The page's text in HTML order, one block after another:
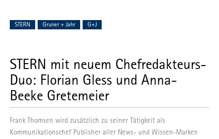
STERN Gruner + Jahr G+J
STERN mit neuem Chefredakteurs-
Duo: Florian Gless und Anna-
Beeke Gretemeier
Frank Thomsen wird zusätzlich zu seiner Tätigkeit als
Kommunikationschef Publisher aller News- und Wissen-Marken